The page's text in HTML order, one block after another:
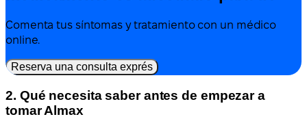
Comenta tus síntomas y tratamiento con un médico
online.
Reserva una consulta exprés
2. Qué necesita saber antes de empezar a
tomar Almax